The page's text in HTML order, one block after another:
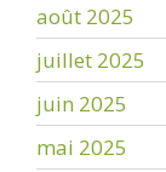
août 2025
juillet 2025
juin 2025
mai 2025